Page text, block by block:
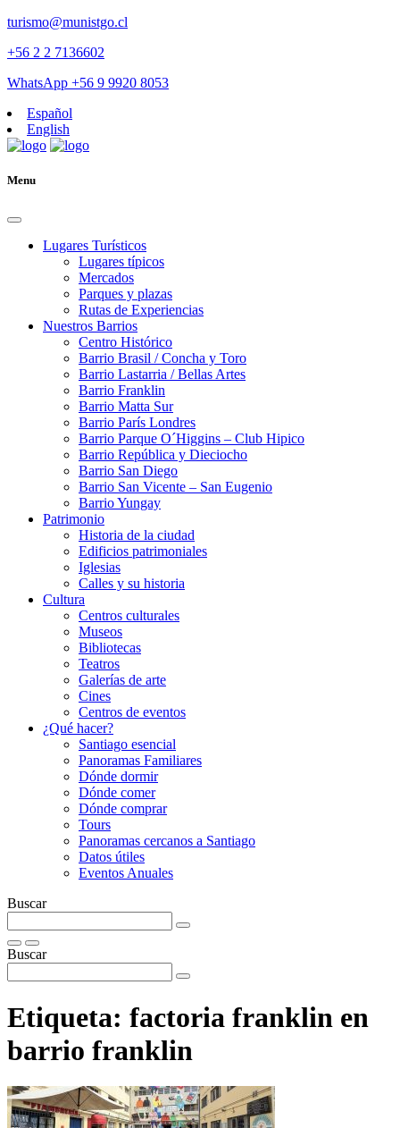
turismo@munistgo.cl
+56 2 2 7136602
WhatsApp +56 9 9920 8053
Español
English
Menu
Lugares Turísticos
Lugares tí­picos
Mercados
Parques y plazas
Rutas de Experiencias
Nuestros Barrios
Centro Histórico
Barrio Brasil / Concha y Toro
Barrio Lastarria / Bellas Artes
Barrio Franklin
Barrio Matta Sur
Barrio Parí­s Londres
Barrio Parque O´Higgins – Club Hipico
Barrio República y Dieciocho
Barrio San Diego
Barrio San Vicente – San Eugenio
Barrio Yungay
Patrimonio
Historia de la ciudad
Edificios patrimoniales
Iglesias
Calles y su historia
Cultura
Centros culturales
Museos
Bibliotecas
Teatros
Galerí­as de arte
Cines
Centros de eventos
¿Qué hacer?
Santiago esencial
Panoramas Familiares
Dónde dormir
Dónde comer
Dónde comprar
Tours
Panoramas cercanos a Santiago
Datos útiles
Eventos Anuales
Buscar
Buscar
Etiqueta: factoria franklin en
barrio franklin